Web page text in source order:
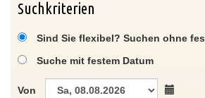
Suchkriterien
Sind Sie flexibel? Suchen ohne
Suche mit festem Datum
Von